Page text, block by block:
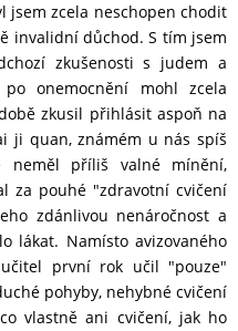
jsem zcela neschopen chodit
invalidní důchod. S tím jsem
zkušenosti s judem a
onemocnění mohl zcela
zkusil přihlásit aspoň na
ji quan, známém u nás spíš
neměl příliš valné mínění,
za pouhé "zdravotní cvičení
zdánlivou nenáročnost a
lákat. Namísto avizovaného
první rok učil "pouze"
pohyby, nehybné cvičení
vlastně ani cvičení, jak ho